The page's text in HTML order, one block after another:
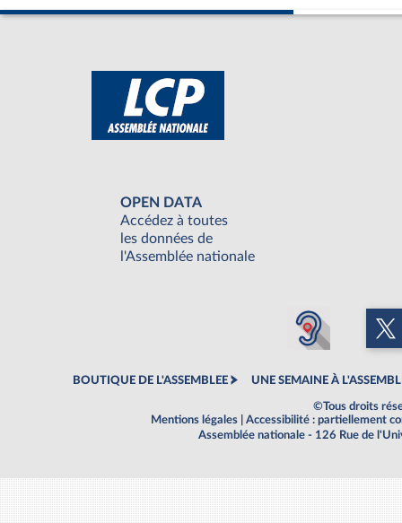
OPEN DATA
Accédez à toutes
les données de
l'Assemblée nationale
BOUTIQUE DE L'ASSEMBLEE UNE SEMAINE À
©Tous droits
Mentions légales
Accessibilité : partiellement
Assemblée nationale - 126 Rue de